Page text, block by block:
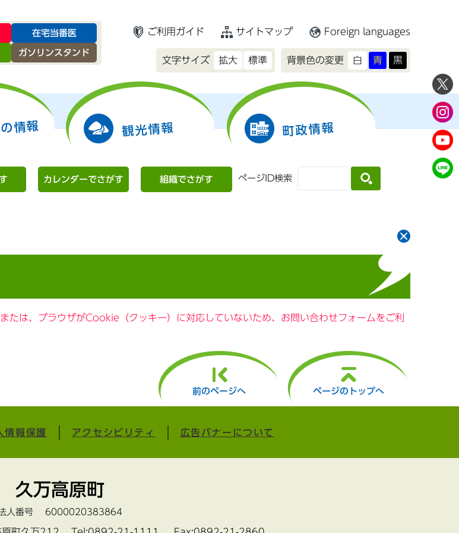
在宅当番医
ガソリンスタンド
ご利用ガイド サイトマップ Foreign languages
文字サイズ 拡大 標準 背景色の変更 白 青 黒
情報 観光情報 町政情報
カレンダーでさがす 組織でさがす ページID検索
は、ブラウザがCookie（クッキー）に対応していないため、お問い合わせフォームをご利
前のページへ ページのトップへ
情報保護 アクセシビリティ 広告バナーについて
久万高原町
人番号 6000020383864